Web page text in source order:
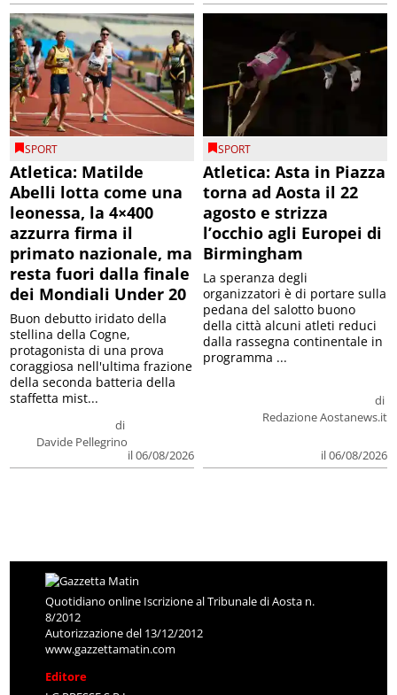
SPORT
Atletica: Matilde
Abelli lotta come una
leonessa, la 4×400
azzurra firma il
primato nazionale, ma
resta fuori dalla finale
dei Mondiali Under 20
di
Davide Pellegrino
il 06/08/2026
Buon debutto iridato della
stellina della Cogne,
protagonista di una prova
coraggiosa nell'ultima frazione
della seconda batteria della
staffetta mist...
SPORT
Atletica: Asta in Piazza
torna ad Aosta il 22
agosto e strizza
l’occhio agli Europei di
Birmingham
di
Redazione Aostanews.it
il 06/08/2026
La speranza degli
organizzatori è di portare sulla
pedana del salotto buono
della città alcuni atleti reduci
dalla rassegna continentale in
programma ...
Quotidiano online Iscrizione al Tribunale di Aosta n.
8/2012
Autorizzazione del 13/12/2012
www.gazzettamatin.com
Editore